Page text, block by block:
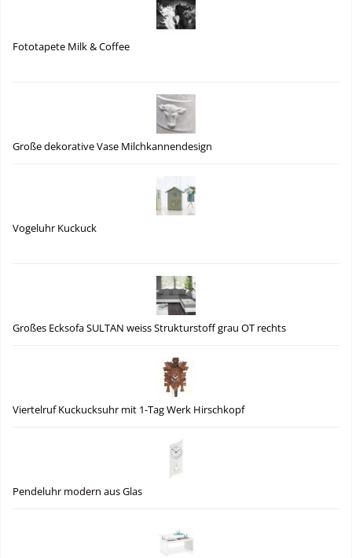
Fototapete Milk & Coffee
Große dekorative Vase Milchkannendesign
Vogeluhr Kuckuck
Großes Ecksofa SULTAN weiss Strukturstoff grau OT rechts
Viertelruf Kuckucksuhr mit 1-Tag Werk Hirschkopf
Pendeluhr modern aus Glas